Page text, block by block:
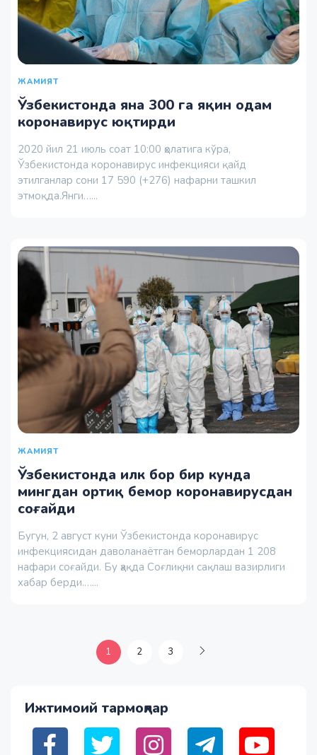
ЖАМИЯТ
Ўзбекистонда яна 300 га яқин одам
коронавирус юқтирди
2020 йил 21 июль соат 10:00 ҳолатига кўра,
Ўзбекистонда коронавирус инфекцияси қайд
этилганлар сони 17 590 (+276) нафарни ташкил
этмоқда.Янги…...
ЖАМИЯТ
Ўзбекистонда илк бор бир кунда
мингдан ортиқ бемор коронавирусдан
соғайди
Бугун, 2 август куни Ўзбекистонда коронавирус
инфекциясидан даволанаётган беморлардан 1 208
нафари соғайди. Бу ҳақда Соғлиқни сақлаш вазирлиги
хабар берди.…...
1 2 3
Ижтимоий тармоқлар